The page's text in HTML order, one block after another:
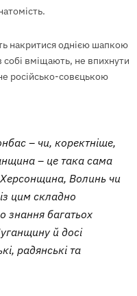
накритися однією шапкою
вміщають, не впихнути
російсько-совєцькою
– чи, коректніше,
– це така сама
Херсонщина, Волинь чи
цим складно
знання багатьох
й досі
радянські та